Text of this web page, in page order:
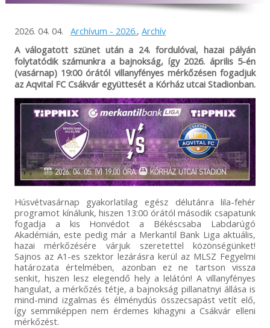
2026. 04. 04. Archívum - 2026., Archív
A válogatott szünet után a 24. fordulóval, hazai pályán
folytatódik számunkra a bajnokság, így 2026. április 5-én
(vasárnap) 19:00 órától villanyfényes mérkőzésen fogadjuk
az Aqvital FC Csákvár együttesét a Kórház utcai Stadionban.
Húsvétvasárnap gyakorlatilag egész délutánra lila-fehér
programot kínálunk, hiszen 13:00 órától második csapatunk
fogadja a kis Honvédot a Békéscsaba Labdarúgó
Akadémián, este pedig már a Merkantil Bank Liga aktuális,
hazai mérkőzésére várjuk szeretettel közönségünket!
Sajnos az A1-es szektor lezárásra kerül az MLSZ Fegyelmi
határozata értelmében, azonban ez ne tartson vissza
senkit, hiszen lesz elegendő hely a lelátón! A villanyfényes
hangulat, a mérkőzés tétje, a bajnokság pillanatnyi állása is
mind-mind izgalmas és élménydús összecsapást vetít elő,
így semmiképpen nem érdemes kihagyni a Csákvár elleni
mérkőzést.